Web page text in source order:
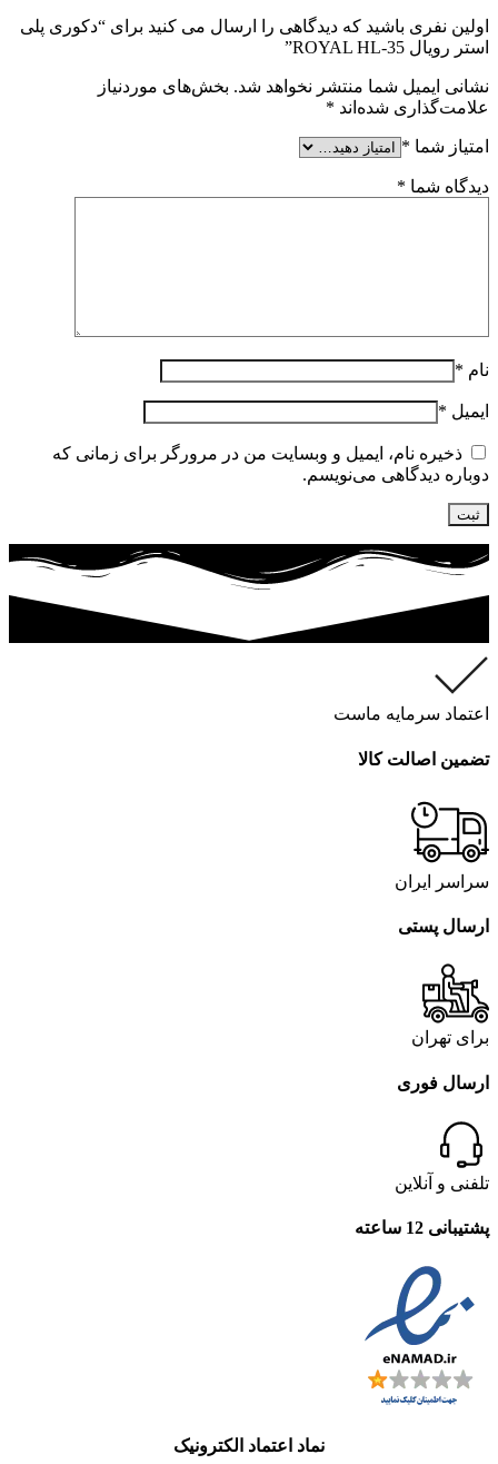
اولین نفری باشید که دیدگاهی را ارسال می کنید برای “دکوری پلی
استر رویال ROYAL HL-35”
نشانی ایمیل شما منتشر نخواهد شد. بخش‌های موردنیاز
علامت‌گذاری شده‌اند *
امتیاز شما *
دیدگاه شما *
نام *
ایمیل *
ذخیره نام، ایمیل و وبسایت من در مرورگر برای زمانی که
دوباره دیدگاهی می‌نویسم.
اعتماد سرمایه ماست
تضمین اصالت کالا
سراسر ایران
ارسال پستی
برای تهران
ارسال فوری
تلفنی و آنلاین
پشتیبانی 12 ساعته
نماد اعتماد الکترونیک